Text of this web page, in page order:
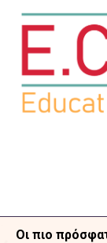
Οι πιο